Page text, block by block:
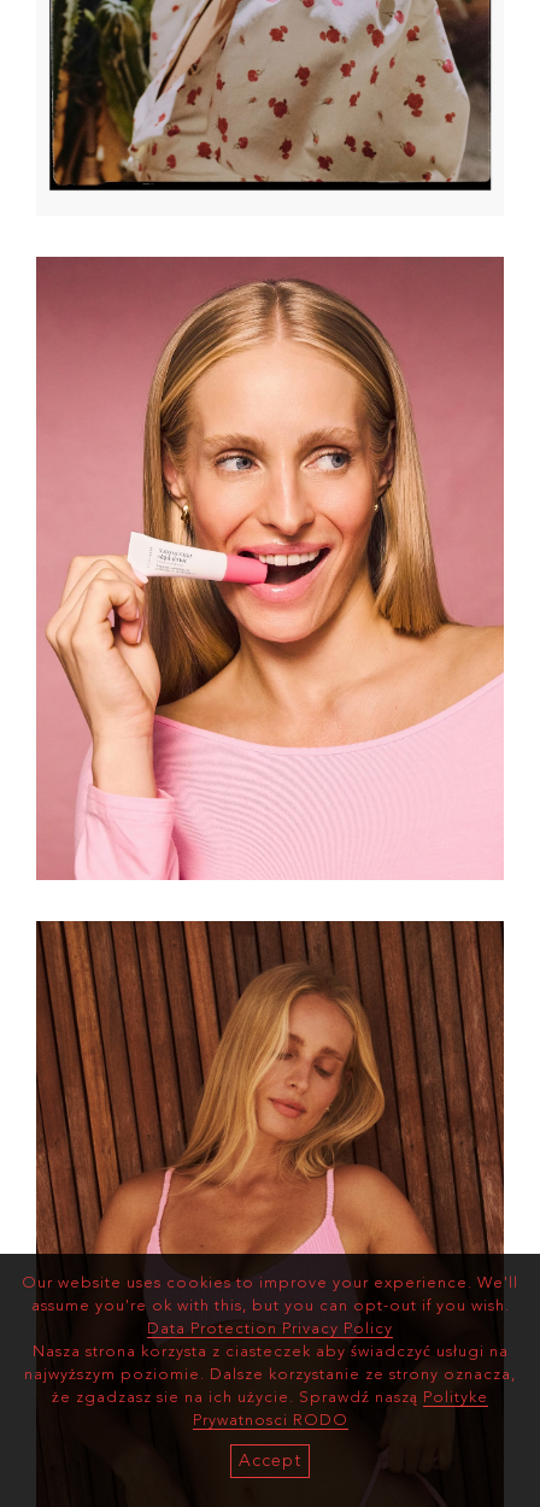
Our website uses cookies to improve your experience. We'll
assume you're ok with this, but you can opt-out if you wish.
Data Protection Privacy Policy
Nasza strona korzysta z ciasteczek aby świadczyć usługi na
najwyższym poziomie. Dalsze korzystanie ze strony oznacza,
że zgadzasz sie na ich użycie. Sprawdź naszą Polityke
Prywatnosci RODO
Accept